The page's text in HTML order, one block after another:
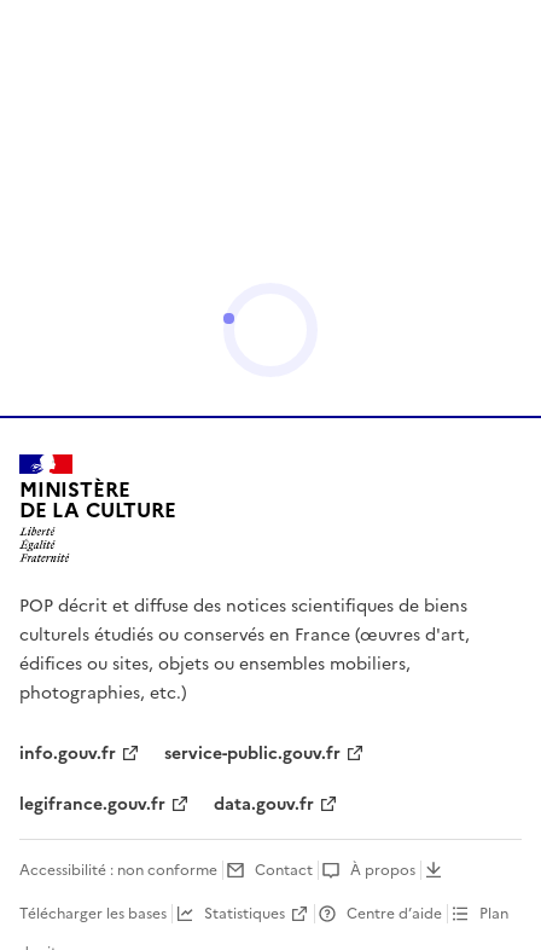
MINISTÈRE
DE LA CULTURE
POP décrit et diffuse des notices scientifiques de biens
culturels étudiés ou conservés en France (œuvres d'art,
édifices ou sites, objets ou ensembles mobiliers,
photographies, etc.)
info.gouv.fr
service-public.gouv.fr
legifrance.gouv.fr
data.gouv.fr
Accessibilité : non conforme Contact
À propos
Télécharger les bases
Statistiques Centre d’aide
Plan